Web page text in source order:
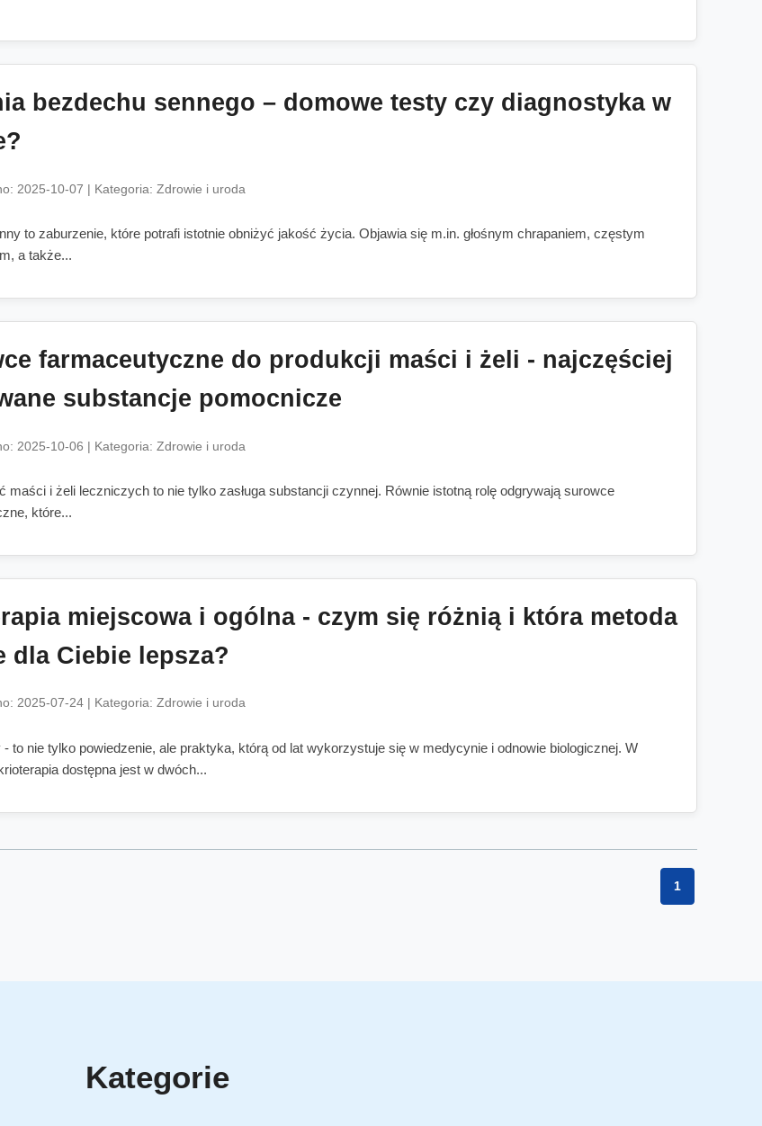
bezdechu sennego – domowe testy czy diagnostyka w
2025-10-07 | Kategoria: Zdrowie i uroda
to zaburzenie, które potrafi istotnie obniżyć jakość życia. Objawia się m.in. głośnym chrapaniem, częstym
a także...
farmaceutyczne do produkcji maści i żeli - najczęściej
substancje pomocnicze
2025-10-06 | Kategoria: Zdrowie i uroda
maści i żeli leczniczych to nie tylko zasługa substancji czynnej. Równie istotną rolę odgrywają surowce
które...
miejscowa i ogólna - czym się różnią i która metoda
dla Ciebie lepsza?
2025-07-24 | Kategoria: Zdrowie i uroda
to nie tylko powiedzenie, ale praktyka, którą od lat wykorzystuje się w medycynie i odnowie biologicznej. W
dostępna jest w dwóch...
1
Kategorie